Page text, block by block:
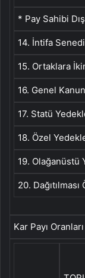
* Pay Sahibi
14. İntifa
15. Ortaklara
16. Genel
17. Statü
18. Özel
19. Olağanüstü
20.
Kar Payı